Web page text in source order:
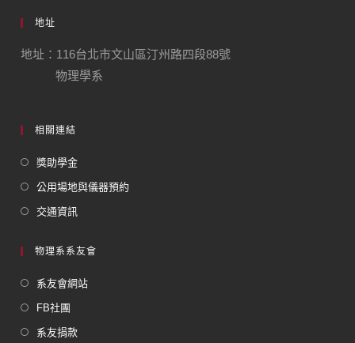
地址
地址：116台北市文山區汀州路四段88號
物理學系
相關連結
獎助學金
公用場地與儀器預約
交通資訊
物理系系友會
系友會網站
FB社團
系友捐款